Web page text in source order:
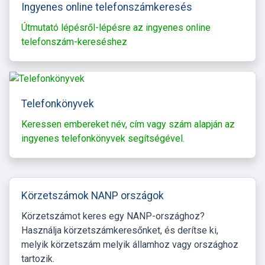
Ingyenes online telefonszámkeresés
Útmutató lépésről-lépésre az ingyenes online
telefonszám-kereséshez
Telefonkönyvek
Keressen embereket név, cím vagy szám alapján az
ingyenes telefonkönyvek segítségével.
Körzetszámok NANP országok
Körzetszámot keres egy NANP-országhoz?
Használja körzetszámkeresőnket, és derítse ki,
melyik körzetszám melyik államhoz vagy országhoz
tartozik.